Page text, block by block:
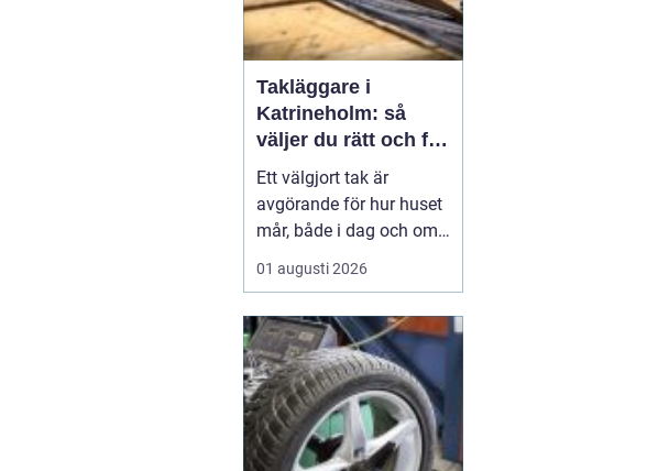
Takläggare i
Katrineholm: så
väljer du rätt och får
ett tak som håller
Ett välgjort tak är
avgörande för hur huset
mår, både i dag och om
tjugo år. I Katrineholm
märks varje årstid
regniga höstar och heta
sommardagar sliter hårt
på...
01 augusti 2026